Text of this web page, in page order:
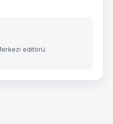
editörü.